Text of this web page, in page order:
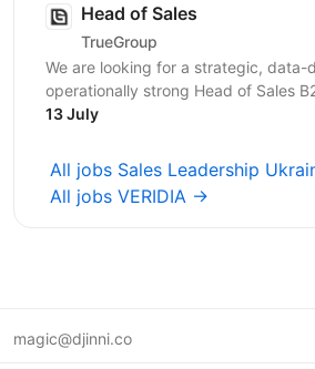
Head of Sales
TrueGroup
We are looking for a strategic, data-
operationally strong Head of Sales
scale our outbound sales division
13 July
All jobs Sales Leadership
All jobs VERIDIA →
magic@djinni.co